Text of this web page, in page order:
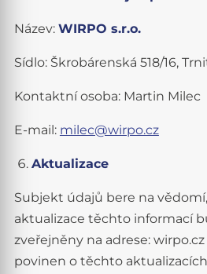
Název: WIRPO s.r.o.
Sídlo: Škrobárenská 518/16,
Kontaktní osoba: Martin Milec
E-mail: milec@wirpo.cz
Aktualizace
Subjekt údajů bere na
aktualizace těchto informací
zveřejněny na adrese:
povinen o těchto